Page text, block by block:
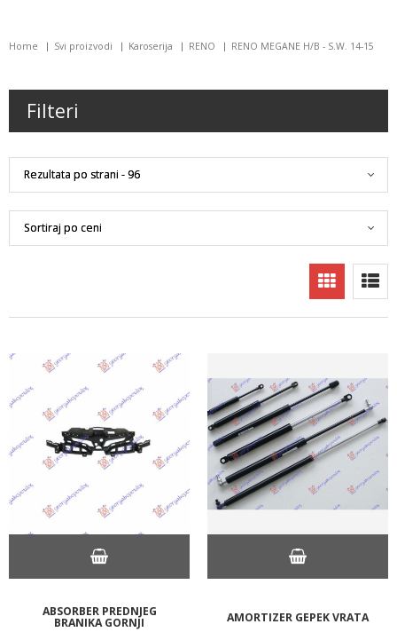
Home Svi proizvodi Karoserija RENO RENO MEGANE H/B - S.W. 14-15
Filteri
ABSORBER PREDNJEG
BRANIKA GORNJI AMORTIZER GEPEK VRATA